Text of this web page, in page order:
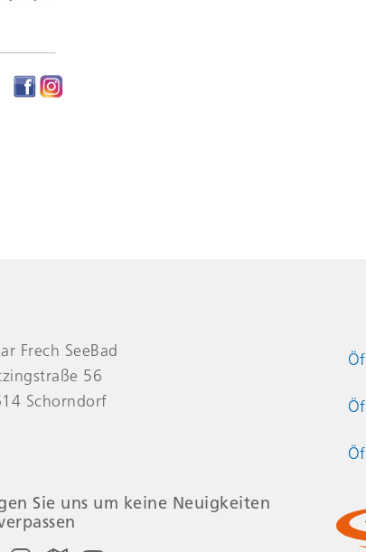
Veranstaltung.
Frech SeeBad
56
Schorndorf
Sie uns um keine Neuigkeiten